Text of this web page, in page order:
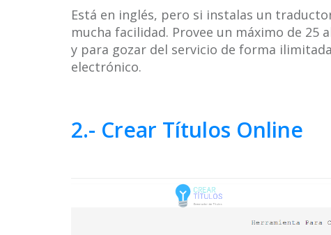
Está en inglés, pero si instalas un
mucha facilidad. Provee un máximo de
y para gozar del servicio de forma
electrónico.
2.- Crear Títulos Online